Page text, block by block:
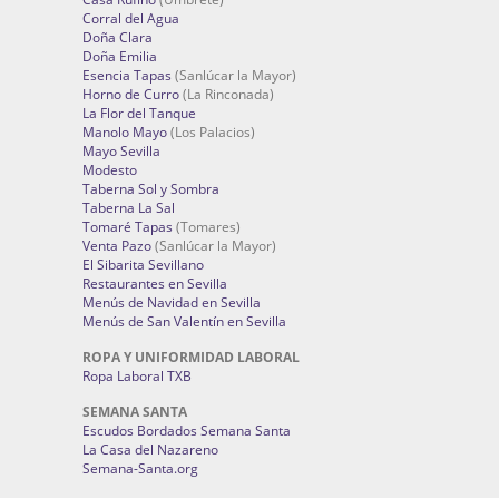
Corral del Agua
Doña Clara
Doña Emilia
Esencia Tapas (Sanlúcar la Mayor)
Horno de Curro(La Rinconada)
La Flor del Tanque
Manolo Mayo(Los Palacios)
Mayo Sevilla
Modesto
Taberna Sol y Sombra
Taberna La Sal
Tomaré Tapas (Tomares)
Venta Pazo(Sanlúcar la Mayor)
El Sibarita Sevillano
Restaurantes en Sevilla
Menús de Navidad en Sevilla
Menús de San Valentín en Sevilla
ROPA Y UNIFORMIDAD LABORAL
Ropa Laboral TXB
SEMANA SANTA
Escudos Bordados Semana Santa
La Casa del Nazareno
Semana-Santa.org